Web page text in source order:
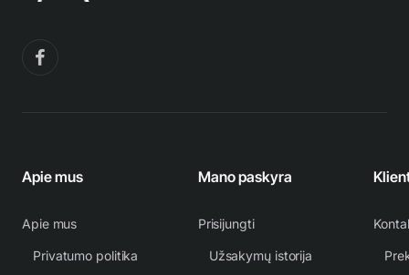
Apie mus
Apie mus
Privatumo politika
Mano paskyra
Prisijungti
Užsakymų istorija